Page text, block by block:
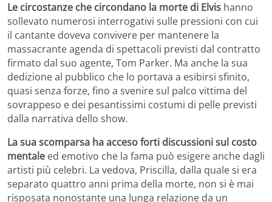
Le circostanze che circondano la morte di Elvis hanno
sollevato numerosi interrogativi sulle pressioni con cui
il cantante doveva convivere per mantenere la
massacrante agenda di spettacoli previsti dal contratto
firmato dal suo agente, Tom Parker. Ma anche la sua
dedizione al pubblico che lo portava a esibirsi sfinito,
quasi senza forze, fino a svenire sul palco vittima del
sovrappeso e dei pesantissimi costumi di pelle previsti
dalla narrativa dello show.
La sua scomparsa ha acceso forti discussioni sul costo
mentale ed emotivo che la fama può esigere anche dagli
artisti più celebri. La vedova, Priscilla, dalla quale si era
separato quattro anni prima della morte, non si è mai
risposata nonostante una lunga relazione da un